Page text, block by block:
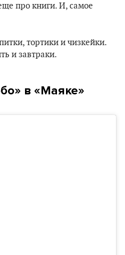
про книги. И, самое
тортики и чизкейки.
и завтраки.
в «Маяке»